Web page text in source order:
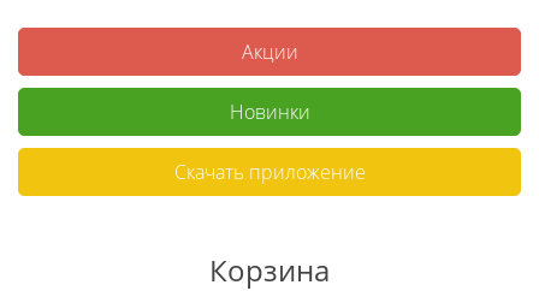
Акции
Новинки
Скачать приложение
Корзина